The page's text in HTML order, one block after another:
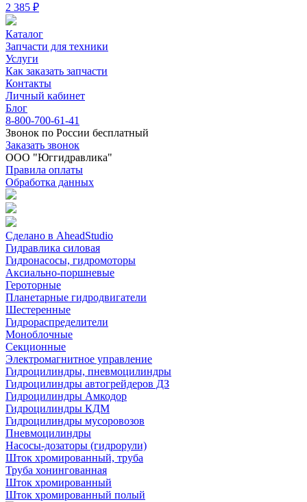
2 385 ₽
Каталог
Запчасти для техники
Услуги
Как заказать запчасти
Контакты
Личный кабинет
Блог
8-800-700-61-41
Звонок по России бесплатный
Заказать звонок
ООО "Юггидравлика"
Правила оплаты
Обработка данных
Сделано в AheadStudio
Гидравлика силовая
Гидронасосы, гидромоторы
Аксиально-поршневые
Героторные
Планетарные гидродвигатели
Шестеренные
Гидрораспределители
Моноблочные
Секционные
Электромагнитное управление
Гидроцилиндры, пневмоцилиндры
Гидроцилиндры автогрейдеров ДЗ
Гидроцилиндры Амкодор
Гидроцилиндры КДМ
Гидроцилиндры мусоровозов
Пневмоцилиндры
Насосы-дозаторы (гидрорули)
Шток хромированный, труба
Труба хонингованная
Шток хромированный
Шток хромированный полый